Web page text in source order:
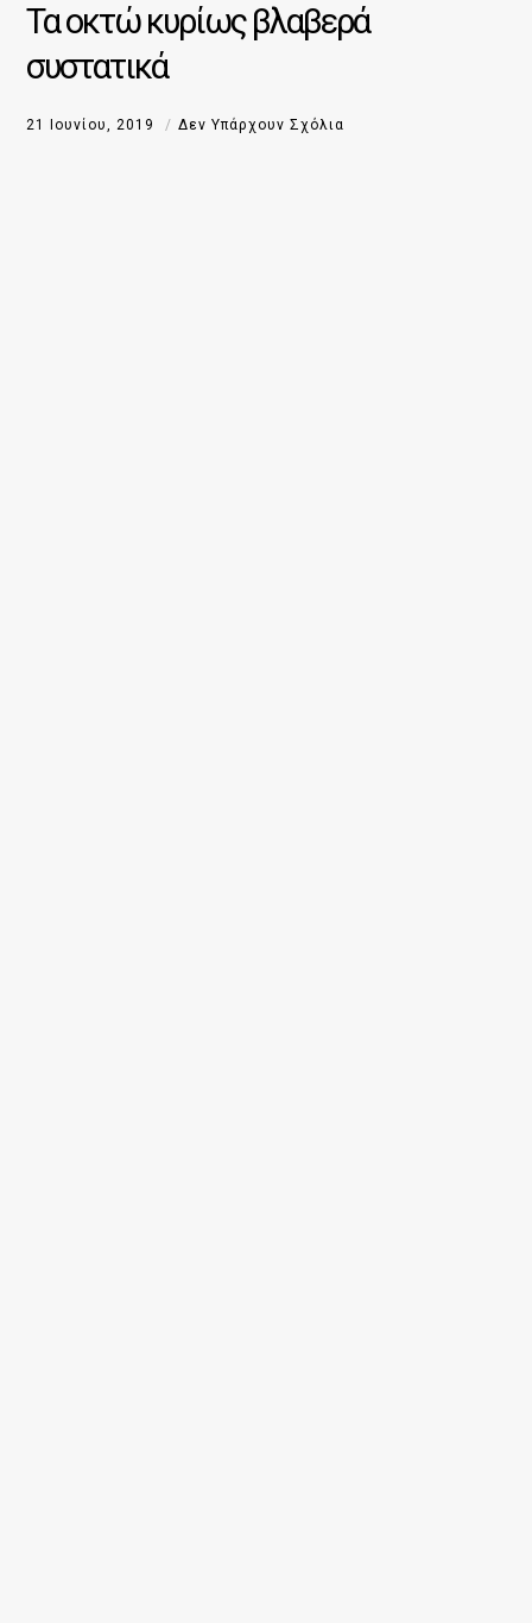
Τα οκτώ κυρίως βλαβερά
συστατικά
21 Ιουνίου, 2019 Δεν Υπάρχουν Σχόλια